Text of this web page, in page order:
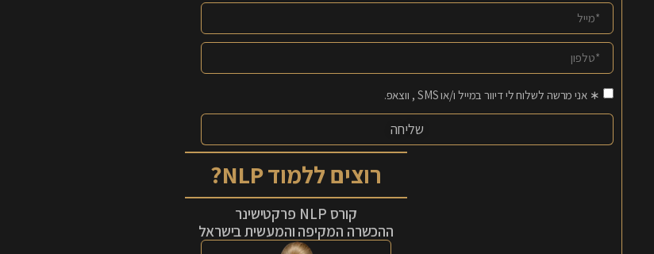
∗ אני מרשה לשלוח לי דיוור במייל ו/או SMS , ווצאפ.
שליחה
רוצים ללמוד NLP?
קורס NLP פרקטישינר
ההכשרה המקיפה והמעשית בישראל